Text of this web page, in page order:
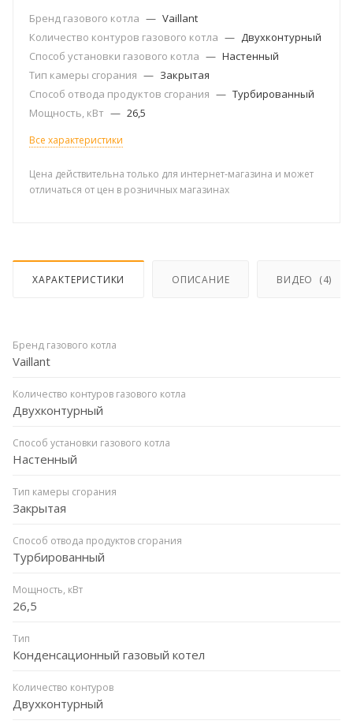
Бренд газового котла — Vaillant
Количество контуров газового котла — Двухконтурный
Способ установки газового котла — Настенный
Тип камеры сгорания — Закрытая
Способ отвода продуктов сгорания — Турбированный
Мощность, кВт — 26,5
Все характеристики
Цена действительна только для интернет-магазина и может
отличаться от цен в розничных магазинах
ХАРАКТЕРИСТИКИ ОПИСАНИЕ ВИДЕО (4)
Бренд газового котла
Vaillant
Количество контуров газового котла
Двухконтурный
Способ установки газового котла
Настенный
Тип камеры сгорания
Закрытая
Способ отвода продуктов сгорания
Турбированный
Мощность, кВт
26,5
Тип
Конденсационный газовый котел
Количество контуров
Двухконтурный